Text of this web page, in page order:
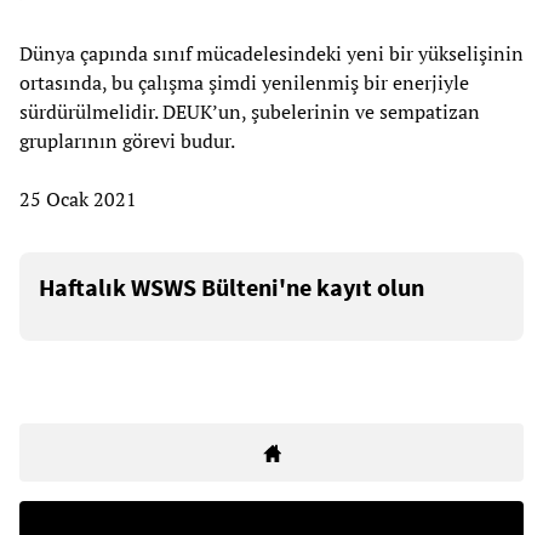
Dünya çapında sınıf mücadelesindeki yeni bir yükselişinin
ortasında, bu çalışma şimdi yenilenmiş bir enerjiyle
sürdürülmelidir. DEUK’un, şubelerinin ve sempatizan
gruplarının görevi budur.
25 Ocak 2021
Haftalık WSWS Bülteni'ne kayıt olun